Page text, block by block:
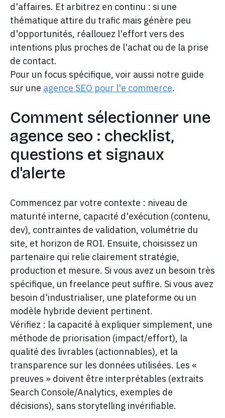
d'affaires. Et arbitrez en continu : si une
thématique attire du trafic mais génère peu
d'opportunités, réallouez l'effort vers des
intentions plus proches de l'achat ou de la prise
de contact.
Pour un focus spécifique, voir aussi notre guide
sur une agence SEO pour l'e commerce.
Comment sélectionner une
agence seo : checklist,
questions et signaux
d'alerte
Commencez par votre contexte : niveau de
maturité interne, capacité d'exécution (contenu,
dev), contraintes de validation, volumétrie du
site, et horizon de ROI. Ensuite, choisissez un
partenaire qui relie clairement stratégie,
production et mesure. Si vous avez un besoin très
spécifique, un freelance peut suffire. Si vous avez
besoin d'industrialiser, une plateforme ou un
modèle hybride devient pertinent.
Vérifiez : la capacité à expliquer simplement, une
méthode de priorisation (impact/effort), la
qualité des livrables (actionnables), et la
transparence sur les données utilisées. Les «
preuves » doivent être interprétables (extraits
Search Console/Analytics, exemples de
décisions), sans storytelling invérifiable.